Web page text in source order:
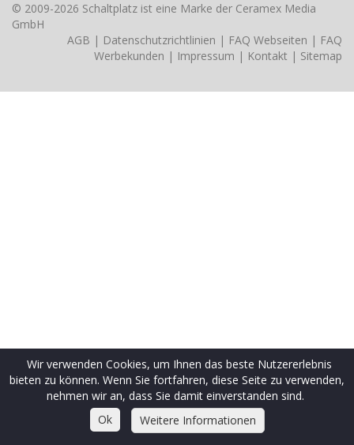
© 2009-2026 Schaltplatz ist eine Marke der Ceramex Media
GmbH
AGB | Datenschutzrichtlinien | FAQ Webseiten | FAQ
Werbekunden | Impressum | Kontakt | Sitemap
Wir verwenden Cookies, um Ihnen das beste Nutzererlebnis
bieten zu können. Wenn Sie fortfahren, diese Seite zu verwenden,
nehmen wir an, dass Sie damit einverstanden sind.
Ok
Weitere Informationen